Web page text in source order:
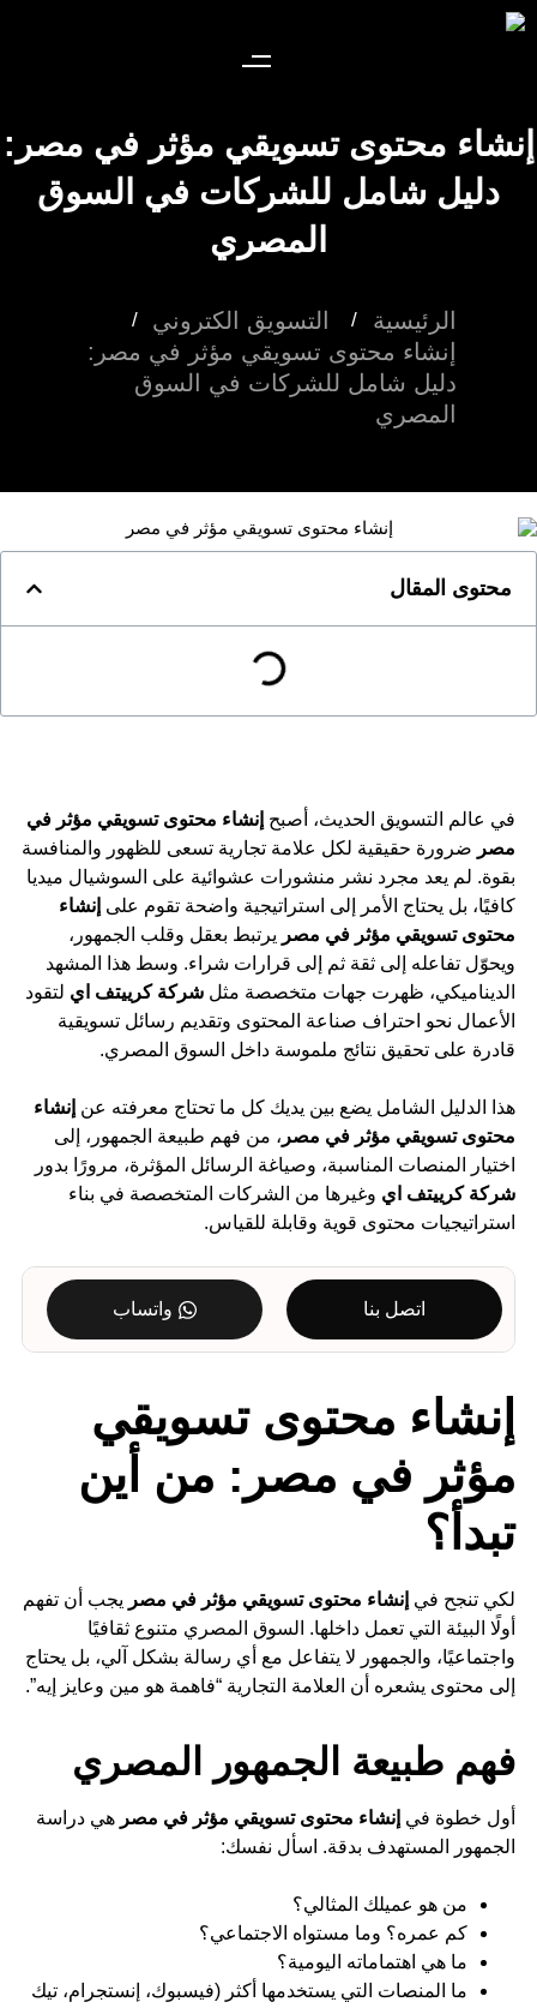
إنشاء محتوى تسويقي مؤثر في مصر:
دليل شامل للشركات في السوق
المصري
الرئيسية
التسويق الكتروني
إنشاء محتوى تسويقي مؤثر في مصر:
دليل شامل للشركات في السوق
المصري
محتوى المقال
في عالم التسويق الحديث، أصبح إنشاء محتوى تسويقي مؤثر في
مصر ضرورة حقيقية لكل علامة تجارية تسعى للظهور والمنافسة
بقوة. لم يعد مجرد نشر منشورات عشوائية على السوشيال ميديا
كافيًا، بل يحتاج الأمر إلى استراتيجية واضحة تقوم على إنشاء
محتوى تسويقي مؤثر في مصر يرتبط بعقل وقلب الجمهور،
ويحوّل تفاعله إلى ثقة ثم إلى قرارات شراء. وسط هذا المشهد
الديناميكي، ظهرت جهات متخصصة مثل شركة كرييتف اي لتقود
الأعمال نحو احتراف صناعة المحتوى وتقديم رسائل تسويقية
قادرة على تحقيق نتائج ملموسة داخل السوق المصري.
هذا الدليل الشامل يضع بين يديك كل ما تحتاج معرفته عن إنشاء
محتوى تسويقي مؤثر في مصر ، من فهم طبيعة الجمهور، إلى
اختيار المنصات المناسبة، وصياغة الرسائل المؤثرة، مرورًا بدور
شركة كرييتف اي وغيرها من الشركات المتخصصة في بناء
استراتيجيات محتوى قوية وقابلة للقياس.
اتصل بنا واتساب
إنشاء محتوى تسويقي
مؤثر في مصر: من أين
تبدأ؟
لكي تنجح في إنشاء محتوى تسويقي مؤثر في مصر يجب أن تفهم
أولًا البيئة التي تعمل داخلها. السوق المصري متنوع ثقافيًا
واجتماعيًا، والجمهور لا يتفاعل مع أي رسالة بشكل آلي، بل يحتاج
إلى محتوى يشعره أن العلامة التجارية “فاهمة هو مين وعايز إيه”.
فهم طبيعة الجمهور المصري
أول خطوة في إنشاء محتوى تسويقي مؤثر في مصر هي دراسة
الجمهور المستهدف بدقة. اسأل نفسك:
من هو عميلك المثالي؟
كم عمره؟ وما مستواه الاجتماعي؟
ما هي اهتماماته اليومية؟
ما المنصات التي يستخدمها أكثر (فيسبوك، إنستجرام، تيك